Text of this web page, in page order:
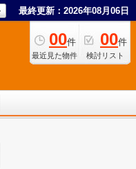
最終更新：2026年08月06日
00件
最近見た物件
00件
検討リスト